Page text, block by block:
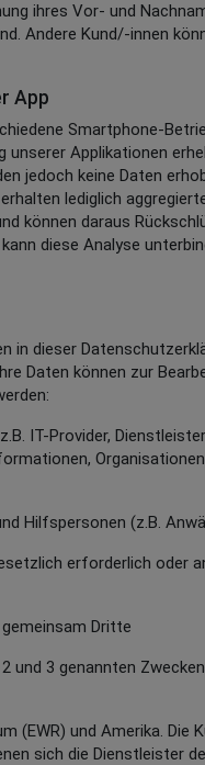
ihres Vor- und
Andere Kund/-innen
App
Smartphone-
unserer Applikationen
jedoch keine Daten
lediglich
können daraus
diese Analyse
in dieser
Daten können zur
IT-Provider,
(z.B.
erforderlich oder
Dritte
und 3 genannten
(EWR) und Amerika. Die
sich die Dienstleister